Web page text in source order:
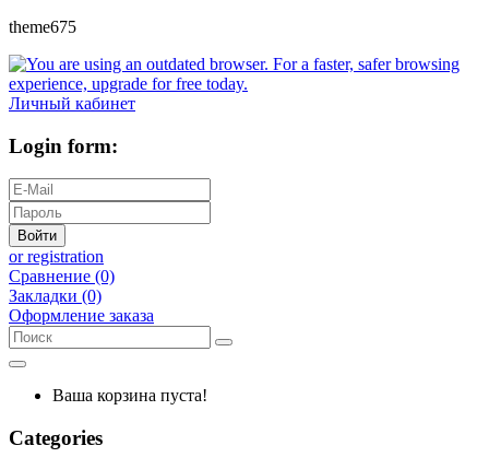
theme675
Личный кабинет
Login form:
Войти
or registration
Сравнение (0)
Закладки (0)
Оформление заказа
Ваша корзина пуста!
Categories